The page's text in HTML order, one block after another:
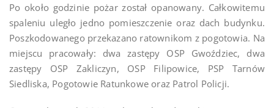
Po około godzinie pożar został opanowany. Całkowitemu
spaleniu uległo jedno pomieszczenie oraz dach budynku.
Poszkodowanego przekazano ratownikom z pogotowia. Na
miejscu pracowały: dwa zastępy OSP Gwoździec, dwa
zastępy OSP Zakliczyn, OSP Filipowice, PSP Tarnów
Siedliska, Pogotowie Ratunkowe oraz Patrol Policji.